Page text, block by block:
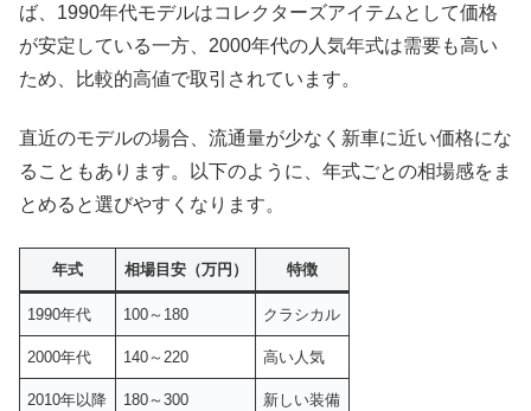
ば、1990年代モデルはコレクターズアイテムとして価格
が安定している一方、2000年代の人気年式は需要も高い
ため、比較的高値で取引されています。
直近のモデルの場合、流通量が少なく新車に近い価格にな
ることもあります。以下のように、年式ごとの相場感をま
とめると選びやすくなります。
年式 相場目安（万円） 特徴
1990年代 100～180 クラシカル
2000年代 140～220 高い人気
2010年以降 180～300 新しい装備